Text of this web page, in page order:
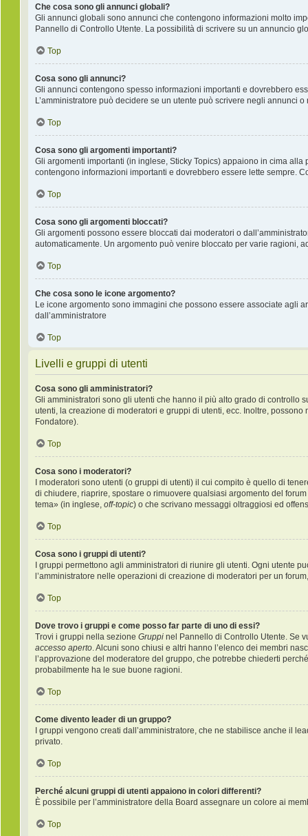
Che cosa sono gli annunci globali?
Gli annunci globali sono annunci che contengono informazioni molto
Pannello di Controllo Utente. La possibilità di scrivere su un annuncio
Top
Cosa sono gli annunci?
Gli annunci contengono spesso informazioni importanti e dovrebbero
L’amministratore può decidere se un utente può scrivere negli annunci o
Top
Cosa sono gli argomenti importanti?
Gli argomenti importanti (in inglese, Sticky Topics) appaiono in cima
contengono informazioni importanti e dovrebbero essere lette sempre.
Top
Cosa sono gli argomenti bloccati?
Gli argomenti possono essere bloccati dai moderatori o
automaticamente. Un argomento può venire bloccato per varie ragioni,
Top
Che cosa sono le icone argomento?
Le icone argomento sono immagini che possono essere associate agli
dall’amministratore
Top
Livelli e gruppi di utenti
Cosa sono gli amministratori?
Gli amministratori sono gli utenti che hanno il più alto grado di controllo
utenti, la creazione di moderatori e gruppi di utenti, ecc. Inoltre,
Fondatore).
Top
Cosa sono i moderatori?
I moderatori sono utenti (o gruppi di utenti) il cui compito è quello di
di chiudere, riaprire, spostare o rimuovere qualsiasi argomento del
tema» (in inglese, off-topic) o che scrivano messaggi oltraggiosi ed
Top
Cosa sono i gruppi di utenti?
I gruppi permettono agli amministratori di riunire gli utenti. Ogni utente
l’amministratore nelle operazioni di creazione di moderatori per un
Top
Dove trovo i gruppi e come posso far parte di uno di essi?
Trovi i gruppi nella sezione Gruppi nel Pannello di Controllo Utente. Se
accesso aperto. Alcuni sono chiusi e altri hanno l’elenco dei membri
l’approvazione del moderatore del gruppo, che potrebbe chiederti
probabilmente ha le sue buone ragioni.
Top
Come divento leader di un gruppo?
I gruppi vengono creati dall’amministratore, che ne stabilisce anche il
privato.
Top
Perché alcuni gruppi di utenti appaiono in colori differenti?
È possibile per l’amministratore della Board assegnare un colore ai
Top